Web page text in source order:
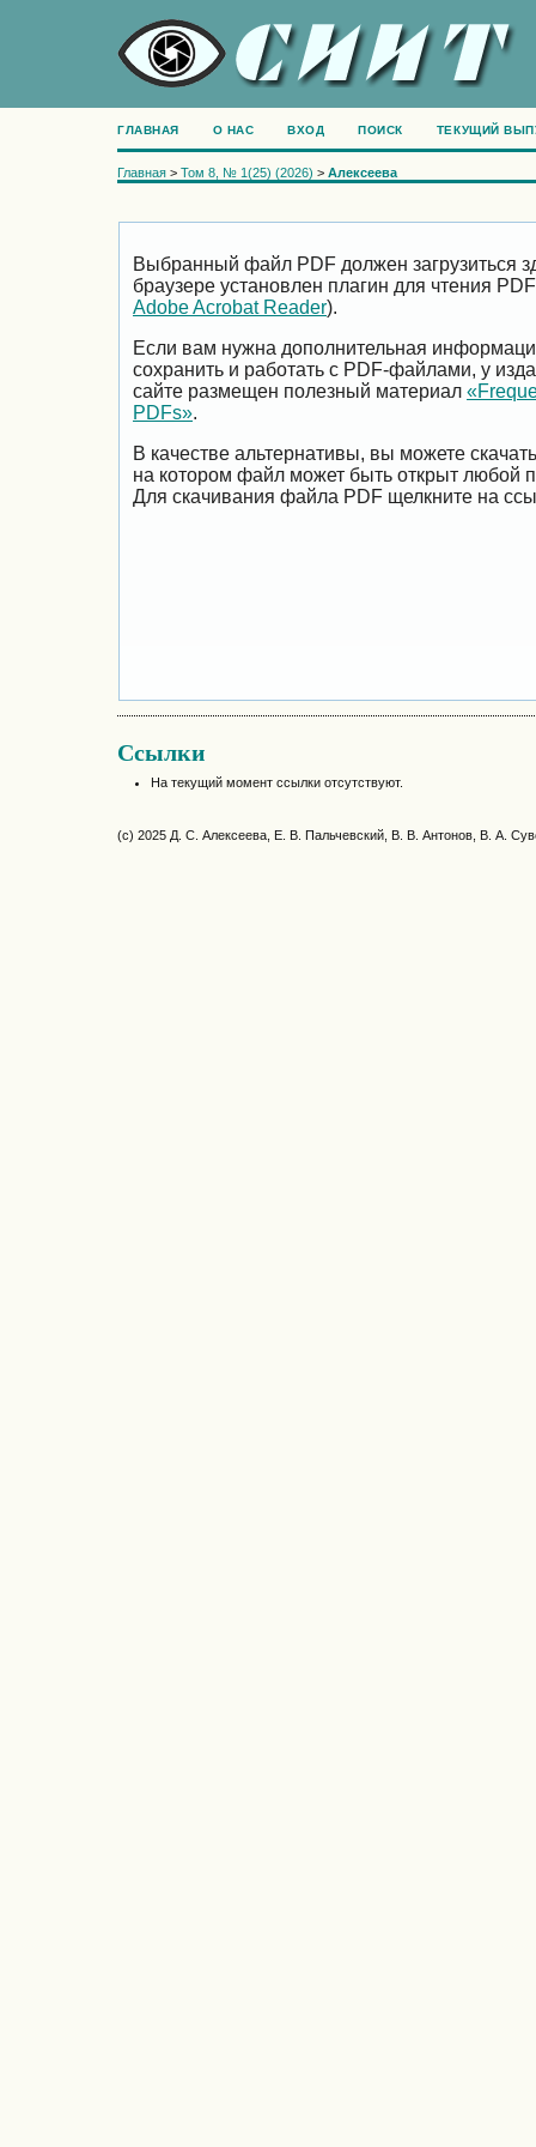
ГЛАВНАЯ О НАС ВХОД ПОИСК ТЕКУЩИЙ
Главная > Том 8, № 1(25) (2026) > Алексеева
Выбранный файл PDF должен загрузиться
браузере установлен плагин для чтения
Adobe Acrobat Reader).
Если вам нужна дополнительная
сохранить и работать с PDF-файлами, у
сайте размещен полезный материал
PDFs».
В качестве альтернативы, вы можете
на котором файл может быть открыт любой
Для скачивания файла PDF щелкните на
Ссылки
На текущий момент ссылки отсутствуют.
(c) 2025 Д. С. Алексеева, Е. В. Пальчевский, В. В. Антонов, В. А.